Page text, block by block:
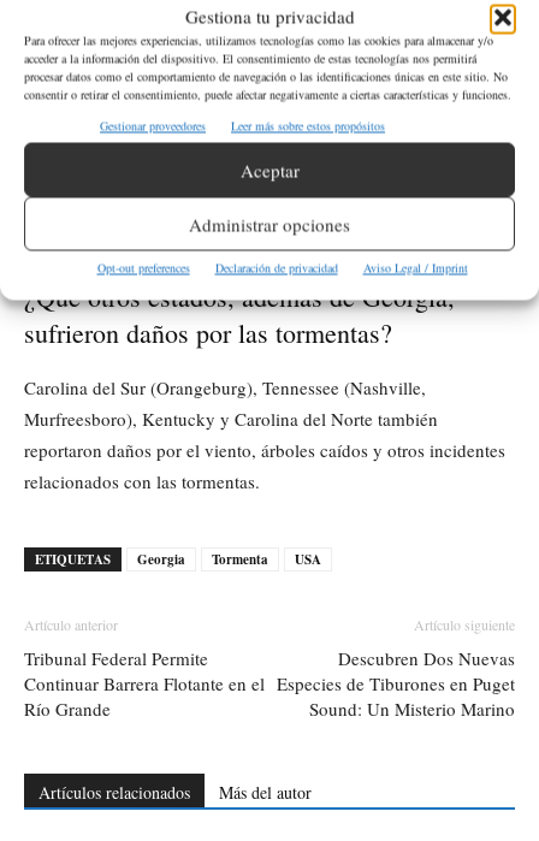
Gestiona tu privacidad
Para ofrecer las mejores experiencias, utilizamos tecnologías como las cookies para almacenar y/o
acceder a la información del dispositivo. El consentimiento de estas tecnologías nos permitirá
procesar datos como el comportamiento de navegación o las identificaciones únicas en este sitio. No
consentir o retirar el consentimiento, puede afectar negativamente a ciertas características y funciones.
Gestionar proveedores
Leer más sobre estos propósitos
Aceptar
Administrar opciones
Opt-out preferences Declaración de privacidad Aviso Legal / Imprint
condado de Cherokee.
¿Cuántos clientes se vieron afectados por los
cortes de energía inicialmente en Georgia?
Inicialmente, más de 200,000 clientes en Georgia se quedaron
sin electricidad la noche del martes, aunque la cifra disminuyó a
30,000 para el miércoles por la mañana.
¿Qué otros estados, además de Georgia,
sufrieron daños por las tormentas?
Carolina del Sur (Orangeburg), Tennessee (Nashville,
Murfreesboro), Kentucky y Carolina del Norte también
reportaron daños por el viento, árboles caídos y otros incidentes
relacionados con las tormentas.
ETIQUETAS Georgia Tormenta USA
Artículo anterior
Tribunal Federal Permite
Continuar Barrera Flotante en el
Río Grande
Artículo siguiente
Descubren Dos Nuevas
Especies de Tiburones en Puget
Sound: Un Misterio Marino
Artículos relacionados Más del autor